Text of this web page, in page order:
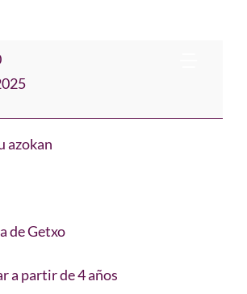
Bio
Cuentos & Música
Teatro Clown
azokan
de Getxo
a partir de 4 años